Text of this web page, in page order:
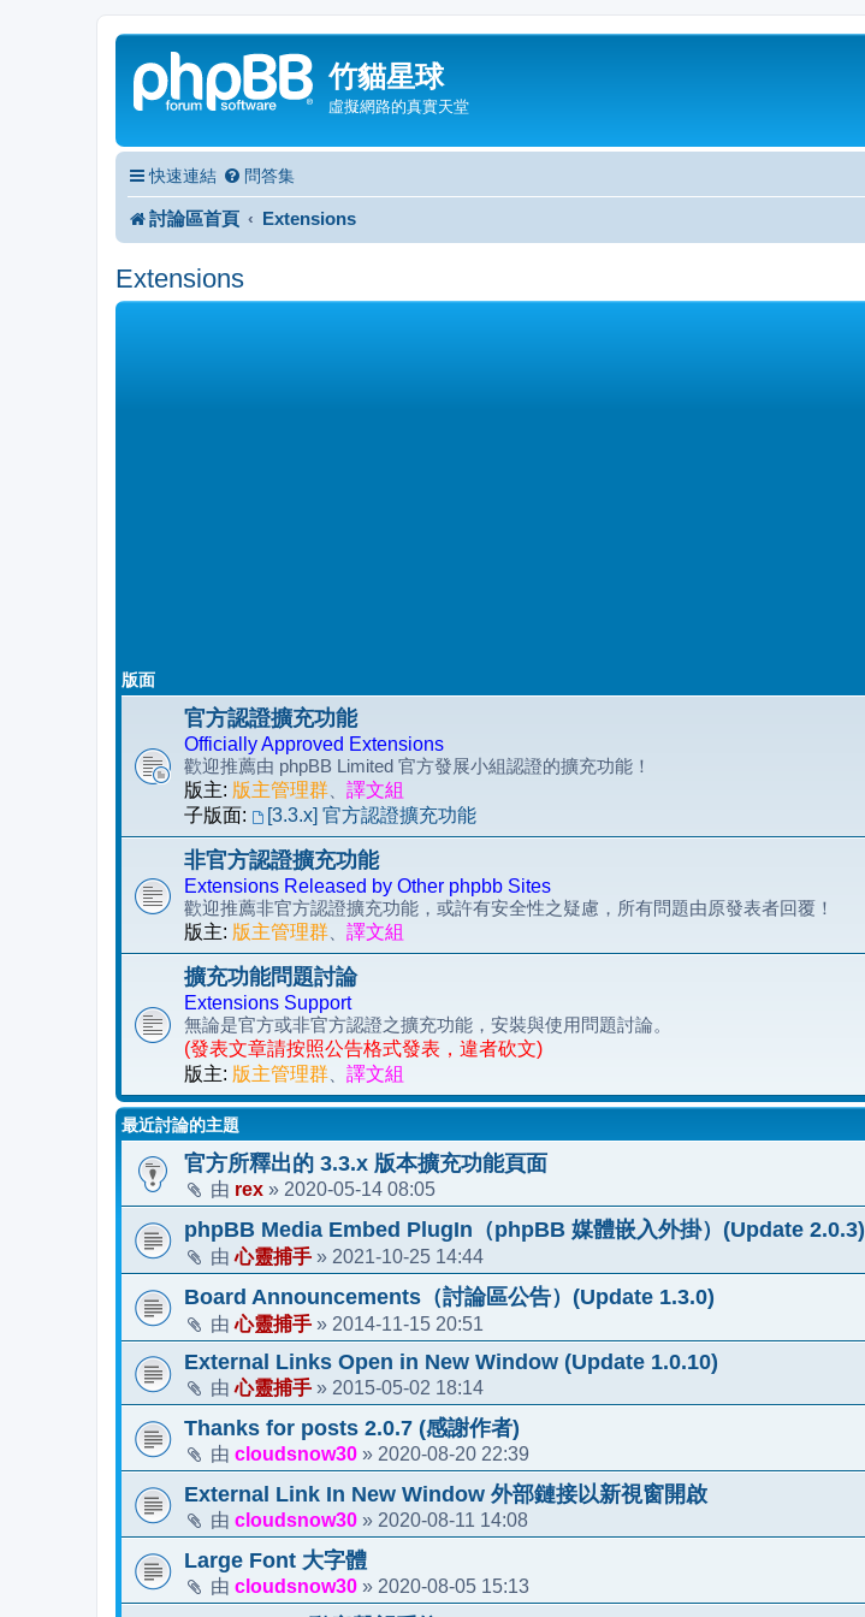
竹貓星球
虛擬網路的真實天堂
快速連結 問答集
討論區首頁 Extensions
Extensions
版面
官方認證擴充功能
Officially Approved Extensions
歡迎推薦由 phpBB Limited 官方發展小組認證的擴充功能！
版主: 版主管理群
譯文組
子版面:
[3.3.x] 官方認證擴充功能
非官方認證擴充功能
Extensions Released by Other phpbb Sites
歡迎推薦非官方認證擴充功能，或許有安全性之疑慮，所有問題由原發表者回覆！
版主: 版主管理群 譯文組
擴充功能問題討論
Extensions Support
無論是官方或非官方認證之擴充功能，安裝與使用問題討論。
(發表文章請按照公告格式發表，違者砍文)
版主: 版主管理群 譯文組
最近討論的主題
官方所釋出的 3.3.x 版本擴充功能頁面
由 rex » 2020-05-14 08:05
phpBB Media Embed PlugIn（phpBB 媒體嵌入外掛）(Update 2.0.3)
由心靈捕手 » 2021-10-25 14:44
Board Announcements（討論區公告）(Update 1.3.0)
由心靈捕手 » 2014-11-15 20:51
External Links Open in New Window (Update 1.0.10)
由心靈捕手 » 2015-05-02 18:14
Thanks for posts 2.0.7 (感謝作者)
由 cloudsnow30 » 2020-08-20 22:39
External Link In New Window 外部鏈接以新視窗開啟
由 cloudsnow30 » 2020-08-11 14:08
Large Font 大字體
由 cloudsnow30 » 2020-08-05 15:13